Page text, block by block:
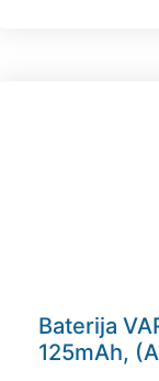
Baterija
125mAh,